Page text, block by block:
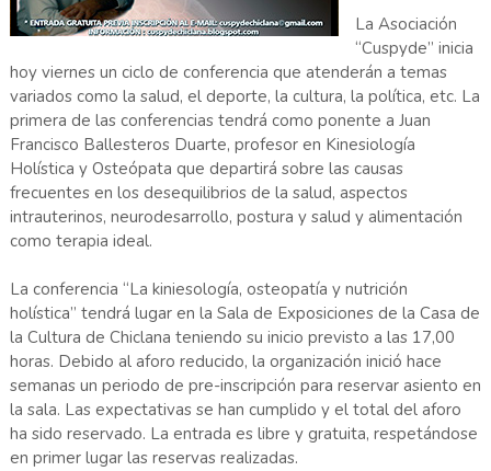
La Asociación
“Cuspyde” inicia
hoy viernes un ciclo de conferencia que atenderán a temas
variados como la salud, el deporte, la cultura, la política, etc. La
primera de las conferencias tendrá como ponente a Juan
Francisco Ballesteros Duarte, profesor en Kinesiología
Holística y Osteópata que departirá sobre las causas
frecuentes en los desequilibrios de la salud, aspectos
intrauterinos, neurodesarrollo, postura y salud y alimentación
como terapia ideal.
La conferencia “La kiniesología, osteopatía y nutrición
holística” tendrá lugar en la Sala de Exposiciones de la Casa de
la Cultura de Chiclana teniendo su inicio previsto a las 17,00
horas. Debido al aforo reducido, la organización inició hace
semanas un periodo de pre-inscripción para reservar asiento en
la sala. Las expectativas se han cumplido y el total del aforo
ha sido reservado. La entrada es libre y gratuita, respetándose
en primer lugar las reservas realizadas.